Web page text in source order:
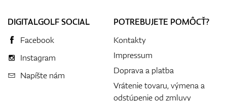
DIGITALGOLF SOCIAL
Facebook
Instagram
Napíšte nám
POTREBUJETE POMÔCŤ?
Kontakty
Impressum
Doprava a platba
Vrátenie tovaru, výmena a
odstúpenie od zmluvy